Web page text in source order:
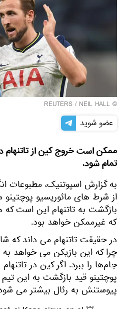
©
REUTERS / NEIL HALL
عضو شوید
ممکن است خروج کین از تاتنهام
تمام شود.
به گزارش اسپوتنیک، مطبوعات
از شرط های مائوریسیو پوچتینو
بازگشت به تاتنهام این است
که غیرممکن خواهد بود.
در حقیقت تاتنهام می داند که
چرا که این بازیکن می خواهد
جام‌ها را ببرد. اگر کین در
پوچتینو قید بازگشت به این
پیوستنش به رئال بیشتر می